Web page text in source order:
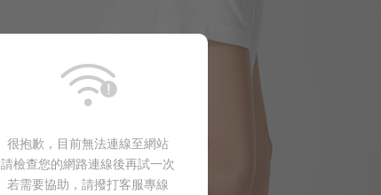
很抱歉，目前無法連線至網站
請檢查您的網路連線後再試一次
若需要協助，請撥打客服專線